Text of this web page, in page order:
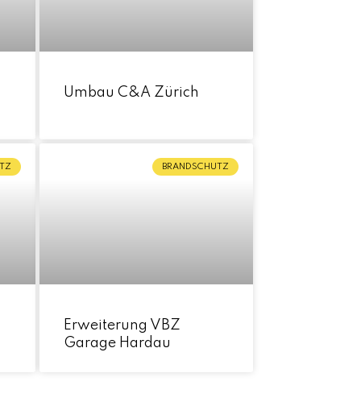
Umbau C&A Zürich
BRANDSCHUTZ
Erweiterung VBZ
Garage Hardau